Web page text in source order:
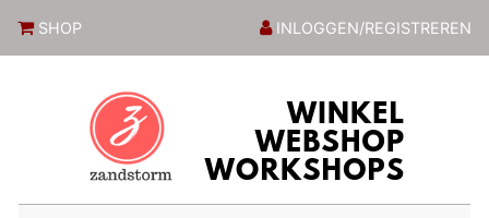
SHOP INLOGGEN/REGISTREREN